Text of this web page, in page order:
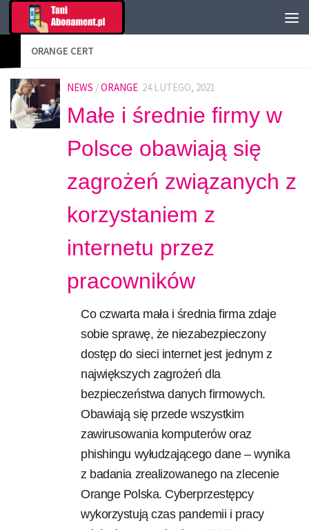
ORANGE CERT
NEWS /ORANGE 24 LUTEGO, 2021
Małe i średnie firmy w
Polsce obawiają się
zagrożeń związanych z
korzystaniem z
internetu przez
pracowników
Co czwarta mała i średnia firma zdaje
sobie sprawę, że niezabezpieczony
dostęp do sieci internet jest jednym z
największych zagrożeń dla
bezpieczeństwa danych firmowych.
Obawiają się przede wszystkim
zawirusowania komputerów oraz
phishingu wyłudzającego dane – wynika
z badania zrealizowanego na zlecenie
Orange Polska. Cyberprzestępcy
wykorzystują czas pandemii i pracy